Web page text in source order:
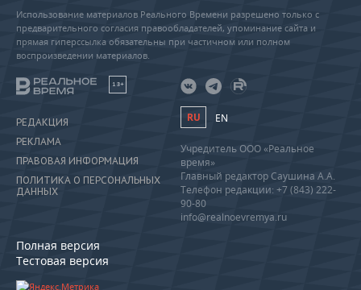
Использование материалов Реального Времени разрешено только с
предварительного согласия правообладателей, упоминание сайта и
прямая гиперссылка обязательны при частичном или полном
воспроизведении материалов.
18+
РЕДАКЦИЯ
РЕКЛАМА
ПРАВОВАЯ ИНФОРМАЦИЯ
ПОЛИТИКА О ПЕРСОНАЛЬНЫХ
ДАННЫХ
Полная версия
Тестовая версия
RU EN
Учредитель ООО «Реальное
время»
Главный редактор Саушина А.А.
Телефон редакции: +7 (843) 222-
90-80
info@realnoevremya.ru